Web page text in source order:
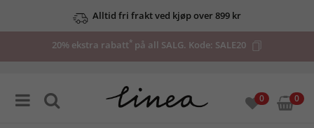
Alltid fri frakt ved kjøp over 899 kr
20% ekstra rabatt* på all SALG. Kode: SALE20
0 0